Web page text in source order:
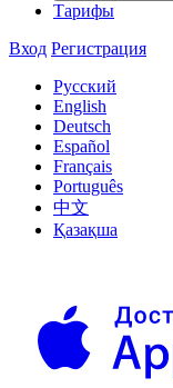
Тарифы
Вход Регистрация
Русский
English
Deutsch
Español
Français
Português
中文
Қазақша